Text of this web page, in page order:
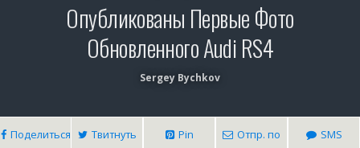
Опубликованы Первые Фото
Обновленного Audi RS4
Sergey Bychkov
Поделиться Твитнуть Pin
Отпр. по
SMS